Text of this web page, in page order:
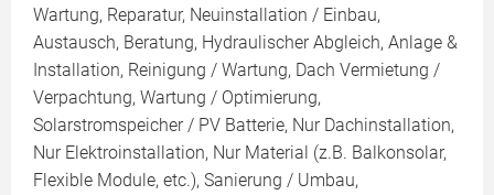
Wartung, Reparatur, Neuinstallation / Einbau,
Austausch, Beratung, Hydraulischer Abgleich, Anlage &
Installation, Reinigung / Wartung, Dach Vermietung /
Verpachtung, Wartung / Optimierung,
Solarstromspeicher / PV Batterie, Nur Dachinstallation,
Nur Elektroinstallation, Nur Material (z.B. Balkonsolar,
Flexible Module, etc.), Sanierung / Umbau,